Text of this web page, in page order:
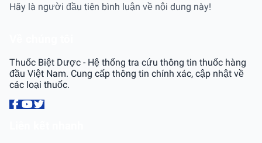
Hãy là người đầu tiên bình luận về nội dung này!
Thuốc Biệt Dược - Hệ thống tra cứu thông tin thuốc hàng
đầu Việt Nam. Cung cấp thông tin chính xác, cập nhật về
các loại thuốc.